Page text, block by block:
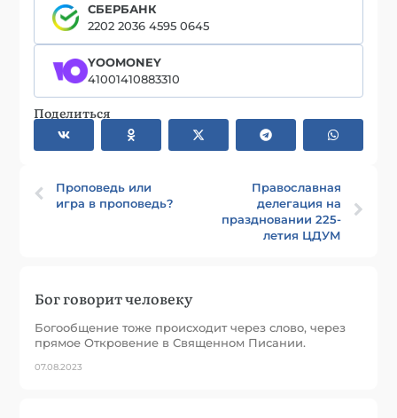
СБЕРБАНК
2202 2036 4595 0645
YOOMONEY
41001410883310
Поделиться
Проповедь или
игра в проповедь?
Православная
делегация на
праздновании 225-
летия ЦДУМ
Бог говорит человеку
Богообщение тоже происходит через слово, через
прямое Откровение в Священном Писании.
07.08.2023